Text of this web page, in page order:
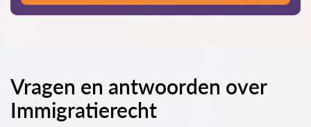
Vragen en antwoorden over
Immigratierecht